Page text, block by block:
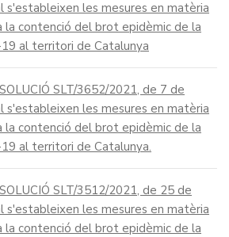
s'estableixen les mesures en matèria
la contenció del brot epidèmic de la
al territori de Catalunya
SLT/3652/2021, de 7 de
s'estableixen les mesures en matèria
la contenció del brot epidèmic de la
al territori de Catalunya.
SLT/3512/2021, de 25 de
s'estableixen les mesures en matèria
la contenció del brot epidèmic de la